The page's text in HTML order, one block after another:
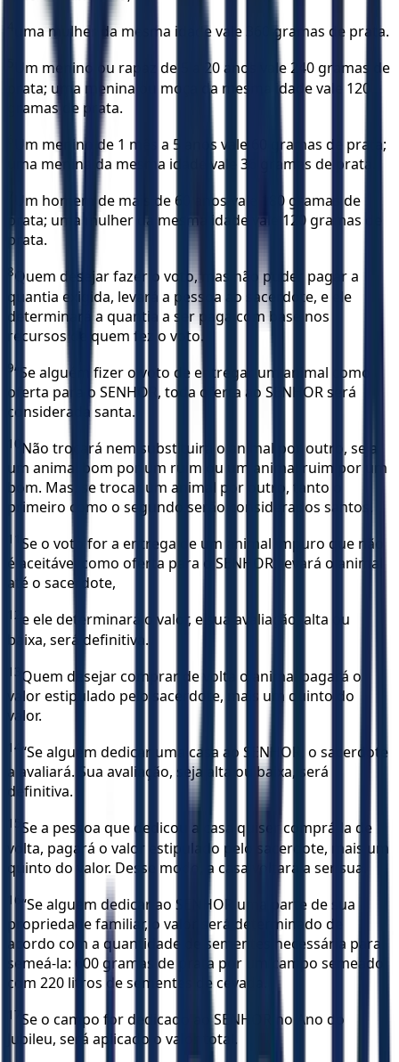
uma mulher da mesma idade vale 360 gramas de prata.
Um menino ou rapaz de 5 a 20 anos vale 240 gramas de
prata; uma menina ou moça da mesma idade vale 120
gramas de prata.
Um menino de 1 mês a 5 anos vale 60 gramas de prata;
uma menina da mesma idade vale 36 gramas de prata.
Um homem de mais de 60 anos vale 180 gramas de
prata; uma mulher da mesma idade vale 120 gramas de
prata.
8Quem desejar fazer o voto, mas não puder pagar a
quantia exigida, levará a pessoa ao sacerdote, e ele
determinará a quantia a ser paga com base nos
recursos de quem fez o voto.
9“Se alguém fizer o voto de entregar um animal como
oferta para o SENHOR, toda oferta ao SENHOR será
considerada santa.
10 Não trocará nem substituirá o animal por outro, seja
um animal bom por um ruim ou um animal ruim por um
bom. Mas, se trocar um animal por outro, tanto o
primeiro como o segundo serão considerados santos.
11
Se o voto for a entrega de um animal impuro que não
é aceitável como oferta para o SENHOR, levará o animal
até o sacerdote,
12 e ele determinará o valor, e sua avaliação, alta ou
baixa, será definitiva.
13 Quem desejar comprar de volta o animal pagará o
valor estipulado pelo sacerdote, mais um quinto do
valor.
14 “Se alguém dedicar uma casa ao SENHOR, o sacerdote
a avaliará. Sua avaliação, seja alta ou baixa, será
definitiva.
15 Se a pessoa que dedicou a casa quiser comprá-la de
volta, pagará o valor estipulado pelo sacerdote, mais um
quinto do valor. Desse modo, a casa voltará a ser sua.
16 “Se alguém dedicar ao SENHOR uma parte de sua
propriedade familiar, o valor será determinado de
acordo com a quantidade de sementes necessária para
semeá-la: 600 gramas de prata por um campo semeado
com 220 litros de sementes de cevada.
17 Se o campo for dedicado ao SENHOR no Ano do
Jubileu, será aplicado o valor total.